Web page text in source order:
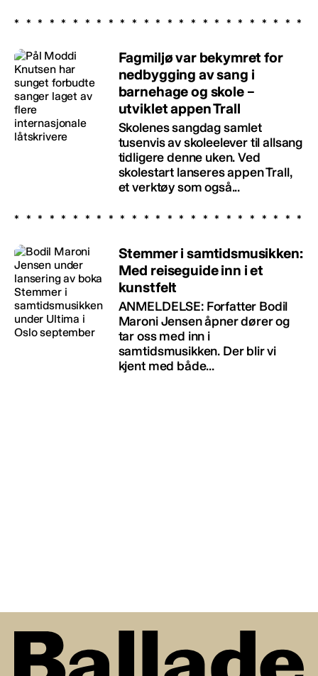
Fagmiljø var bekymret for
nedbygging av sang i
barnehage og skole –
utviklet appen Trall
Skolenes sangdag samlet
tusenvis av skoleelever til allsang
tidligere denne uken. Ved
skolestart lanseres appen Trall,
et verktøy som også...
Stemmer i samtidsmusikken:
Med reiseguide inn i et
kunstfelt
ANMELDELSE: Forfatter Bodil
Maroni Jensen åpner dører og
tar oss med inn i
samtidsmusikken. Der blir vi
kjent med både...